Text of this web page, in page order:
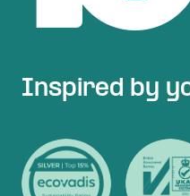
Inspired by